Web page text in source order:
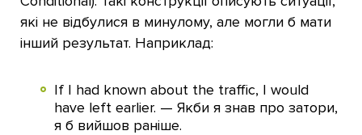
які не відбулися в минулому, але могли б мати
інший результат. Наприклад:
If I had known about the traffic, I would
have left earlier. — Якби я знав про затори,
я б вийшов раніше.